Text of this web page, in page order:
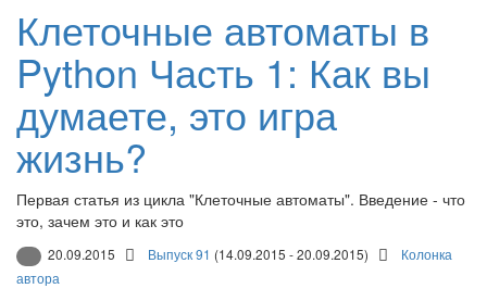
Клеточные автоматы в
Python Часть 1: Как вы
думаете, это игра
жизнь?
Первая статья из цикла "Клеточные автоматы". Введение - что
это, зачем это и как это
20.09.2015 Выпуск 91 (14.09.2015 - 20.09.2015)
Колонка
автора